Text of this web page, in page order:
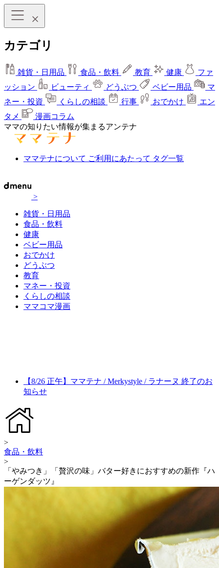
カテゴリ
雑貨・日用品 食品・飲料 教育 健康
ファ
ッション
ビューティ どうぶつ ベビー用品
マ
ネー・投資
くらしの相談 行事 おでかけ
エン
タメ
漫画コラム
ママの知りたい情報が集まるアンテナ
ママテナについて ご利用にあたって タグ一覧
>
雑貨・日用品
食品・飲料
健康
ベビー用品
おでかけ
どうぶつ
教育
マネー・投資
くらしの相談
ママコマ漫画
【8/26 正午】ママテナ / Merkystyle / ラナーヌ 終了のお
知らせ
>
食品・飲料
>
「やみつき」「贅沢の味」バター好きにおすすめの新作『ハ
ーゲンダッツ』